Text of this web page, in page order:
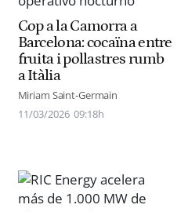
Cop a la Camorra a
Barcelona: cocaïna entre
fruita i pollastres rumb
a Itàlia
Miriam Saint-Germain
11/03/2026 09:18h